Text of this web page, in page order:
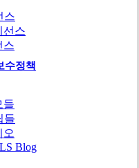
스
선스
스
수정책
들
들
오
Blog